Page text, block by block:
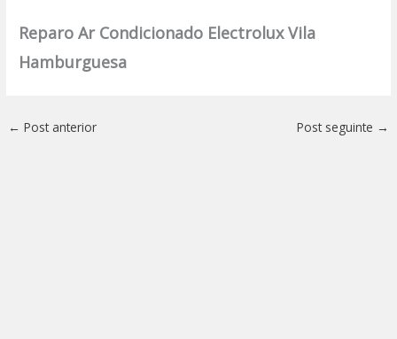
Reparo Ar Condicionado Electrolux Vila
Hamburguesa
← Post anterior Post seguinte →